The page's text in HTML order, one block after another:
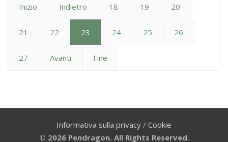
Inizio Indietro 18 19 20
21 22 23 24 25 26
27 Avanti Fine
Informativa sulla privacy / Cookie
© 2026 Pendragon. All Rights Reserved.